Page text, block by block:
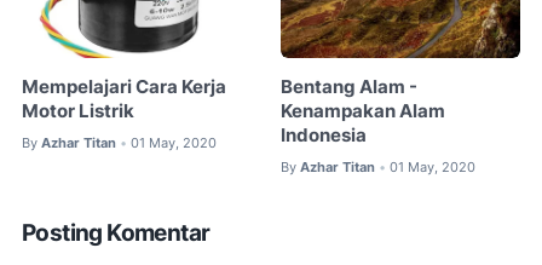
Mempelajari Cara Kerja
Motor Listrik
By Azhar Titan • 01 May, 2020
Bentang Alam -
Kenampakan Alam
Indonesia
By Azhar Titan • 01 May, 2020
Posting Komentar